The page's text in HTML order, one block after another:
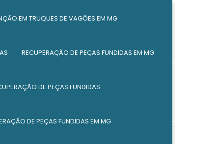
EM TRUQUES DE VAGÕES EM MG
RECUPERAÇÃO DE PEÇAS FUNDIDAS EM MG
DE PEÇAS FUNDIDAS
DE PEÇAS FUNDIDAS EM MG
Fabricante de componentes ferroviários
em mg